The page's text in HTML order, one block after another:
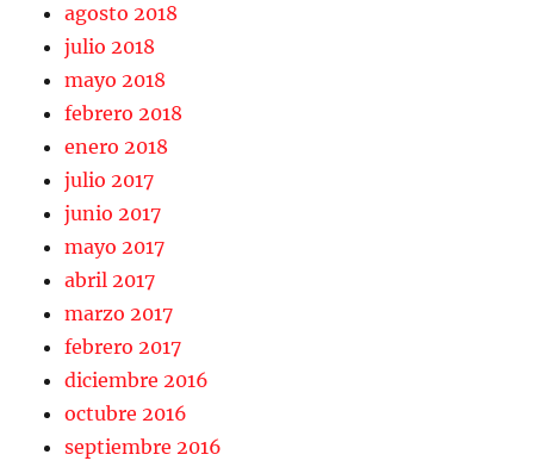
agosto 2018
julio 2018
mayo 2018
febrero 2018
enero 2018
julio 2017
junio 2017
mayo 2017
abril 2017
marzo 2017
febrero 2017
diciembre 2016
octubre 2016
septiembre 2016